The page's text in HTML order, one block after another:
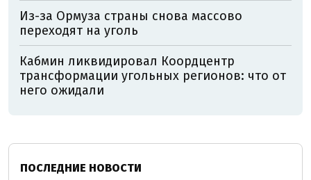
Из-за Ормуза страны снова массово
переходят на уголь
Кабмин ликвидировал Коордцентр
трансформации угольных регионов: что от
него ожидали
ПОСЛЕДНИЕ НОВОСТИ